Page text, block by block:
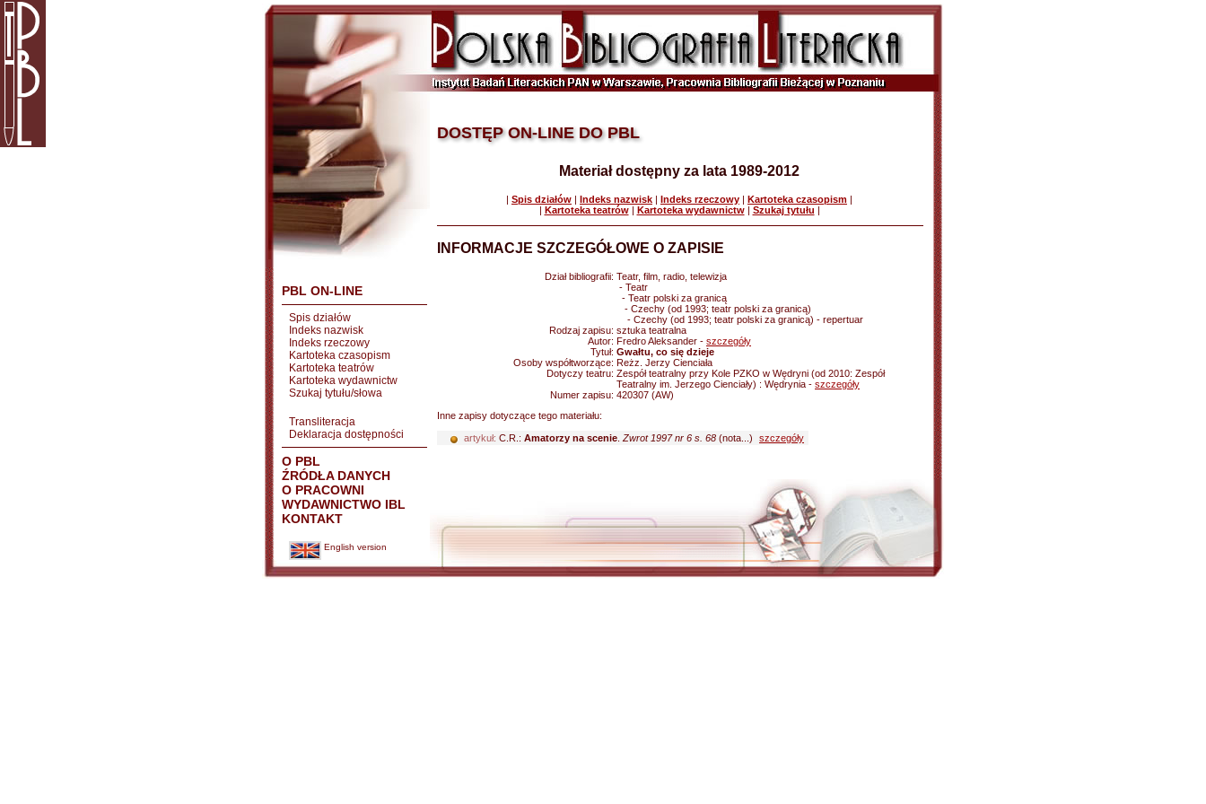
PBL ON-LINE
Spis działów
Indeks nazwisk
Indeks rzeczowy
Kartoteka czasopism
Kartoteka teatrów
Kartoteka wydawnictw
Szukaj tytułu/słowa
Transliteracja
Deklaracja dostępności
O PBL
ŹRÓDŁA DANYCH
O PRACOWNI
WYDAWNICTWO IBL
KONTAKT
English version
DOSTĘP ON-LINE DO PBL
Materiał dostępny za lata 1989-2012
| Spis działów | Indeks nazwisk | Indeks rzeczowy | Kartoteka czasopism |
| Kartoteka teatrów| Kartoteka wydawnictw| Szukaj tytułu |
INFORMACJE SZCZEGÓŁOWE O ZAPISIE
Dział bibliografii: Teatr, film, radio, telewizja
- Teatr
- Teatr polski za granicą
- Czechy (od 1993; teatr polski za granicą)
- Czechy (od 1993; teatr polski za granicą) - repertuar
Rodzaj zapisu: sztuka teatralna
Autor: Fredro Aleksander - szczegóły
Tytuł: Gwałtu, co się dzieje
Osoby współtworzące: Reżz. Jerzy Cienciała
Dotyczy teatru: Zespół teatralny przy Kole PZKO w Wędryni (od 2010: Zespół
Teatralny im. Jerzego Cienciały) : Wędrynia - szczegóły
Numer zapisu: 420307 (AW)
Inne zapisy dotyczące tego materiału:
artykuł: C.R.: Amatorzy na scenie Zwrot 1997 nr 6 s. 68 (nota...) szczegóły